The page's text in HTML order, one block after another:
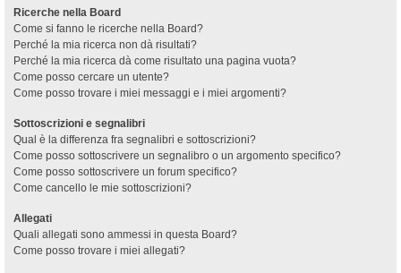
Ricerche nella Board
Come si fanno le ricerche nella Board?
Perché la mia ricerca non dà risultati?
Perché la mia ricerca dà come risultato una pagina vuota?
Come posso cercare un utente?
Come posso trovare i miei messaggi e i miei argomenti?
Sottoscrizioni e segnalibri
Qual è la differenza fra segnalibri e sottoscrizioni?
Come posso sottoscrivere un segnalibro o un argomento specifico?
Come posso sottoscrivere un forum specifico?
Come cancello le mie sottoscrizioni?
Allegati
Quali allegati sono ammessi in questa Board?
Come posso trovare i miei allegati?